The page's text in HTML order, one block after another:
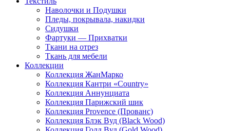
Наволочки и Подушки
Пледы, покрывала, накидки
Сидушки
Фартуки — Прихватки
Ткани на отрез
Ткань для мебели
Коллекции
Коллекция ЖанМарко
Коллекция Кантри «Country»
Коллекция Аннунциата
Коллекция Парижский шик
Коллекция Provence (Прованс)
Коллекция Блэк Вуд (Black Wood)